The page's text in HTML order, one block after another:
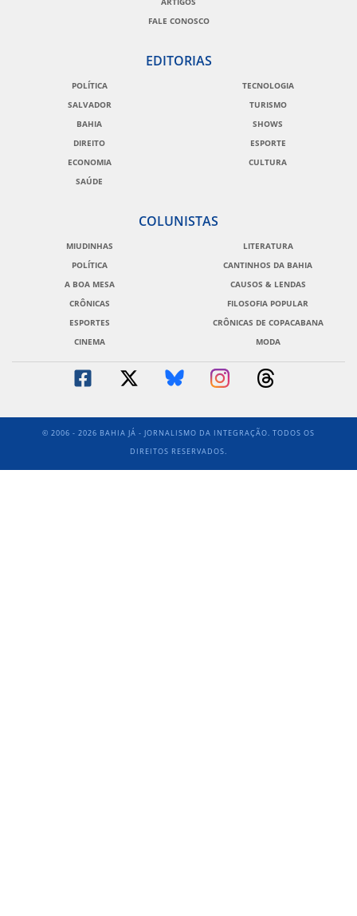
FALE CONOSCO
EDITORIAS
POLÍTICA
SALVADOR
BAHIA
DIREITO
ECONOMIA
SAÚDE
TECNOLOGIA
TURISMO
SHOWS
ESPORTE
CULTURA
COLUNISTAS
MIUDINHAS
POLÍTICA
A BOA MESA
CRÔNICAS
ESPORTES
CINEMA
LITERATURA
CANTINHOS DA BAHIA
CAUSOS & LENDAS
FILOSOFIA POPULAR
CRÔNICAS DE COPACABANA
MODA
© 2006 - 2026 BAHIA JÁ - JORNALISMO DA INTEGRAÇÃO. TODOS OS
DIREITOS RESERVADOS.